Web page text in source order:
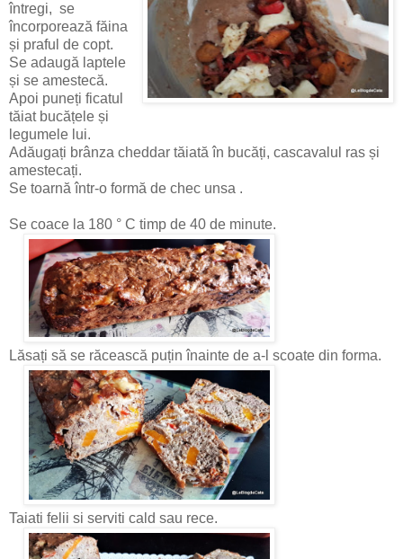
întregi, se
încorporează făina
și praful de copt.
Se adaugă laptele
și se amestecă.
Apoi puneți ficatul
tăiat bucățele și
legumele lui.
Adăugați brânza cheddar tăiată în bucăți, cascavalul ras și
amestecați.
Se toarnă într-o formă de chec unsa .
Se coace la 180 ° C timp de 40 de minute.
Lăsați să se răcească puțin înainte de a-l scoate din forma.
Taiati felii si serviti cald sau rece.